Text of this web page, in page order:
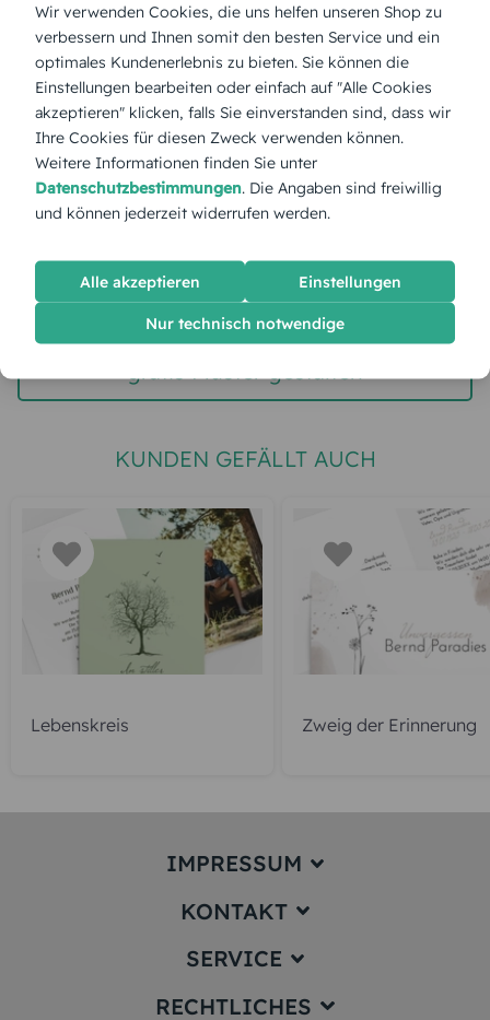
Menge:
Stückpreis: 2,60 €
Gesamtpreis: 65,00 € Inkl. MwSt. zzgl. Versand
jetzt gestalten
KUNDEN GEFÄLLT AUCH
Lebenskreis Zweig der Erinnerung
IMPRESSUM
Impressum
KONTAKT
service@karten-paradies.de
innerhalb von 24 Stunden)
SERVICE
Preise und Versand
RECHTLICHES
Wir verwenden Cookies, die uns helfen unseren Shop zu
verbessern und Ihnen somit den besten Service und ein
optimales Kundenerlebnis zu bieten. Sie können die
Einstellungen bearbeiten oder einfach auf "Alle Cookies
akzeptieren" klicken, falls Sie einverstanden sind, dass wir
Ihre Cookies für diesen Zweck verwenden können.
Weitere Informationen finden Sie unter
Datenschutzbestimmungen. Die Angaben sind freiwillig
und können jederzeit widerrufen werden.
Alle akzeptieren Einstellungen
Nur technisch notwendige